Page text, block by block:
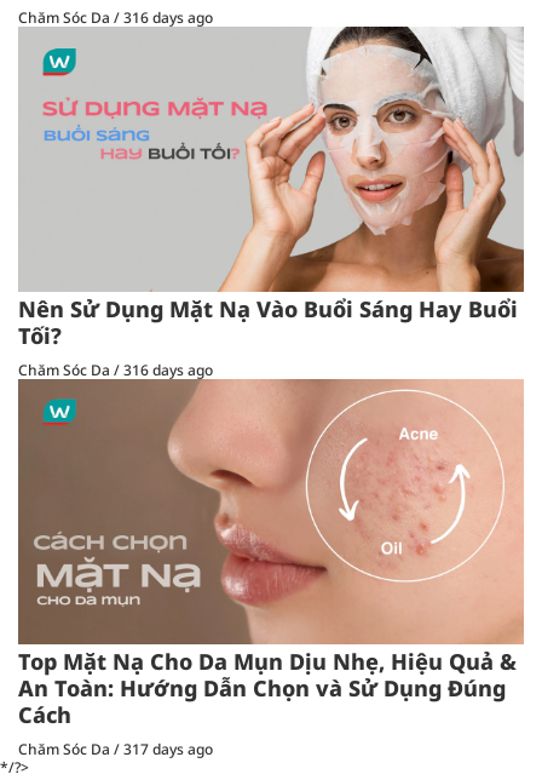
Chăm Sóc Da /316 days ago
Nên Sử Dụng Mặt Nạ Vào Buổi Sáng Hay Buổi
Tối?
Chăm Sóc Da /316 days ago
Top Mặt Nạ Cho Da Mụn Dịu Nhẹ, Hiệu Quả &
An Toàn: Hướng Dẫn Chọn và Sử Dụng Đúng
Cách
Chăm Sóc Da /317 days ago
*/?>